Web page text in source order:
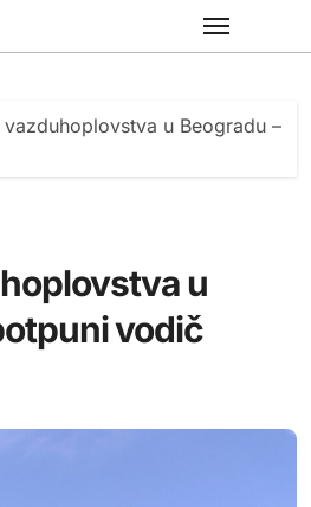
vazduhoplovstva u Beogradu –
u
vodič